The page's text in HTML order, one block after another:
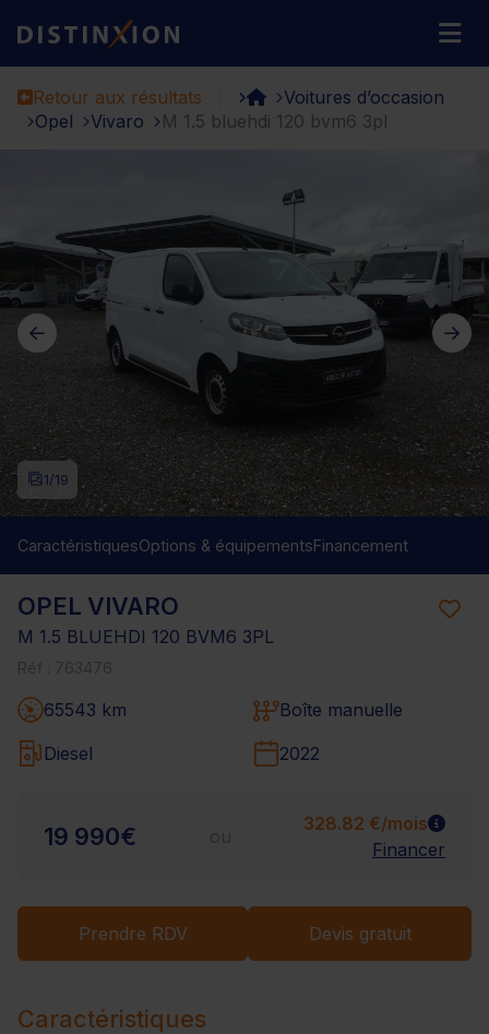
Distinxion
Retour aux résultats
Voitures d’occasion
Opel
Vivaro M 1.5 bluehdi 120 bvm6 3pl
OPEL VIVARO
M 1.5 BLUEHDI 120 BVM6 3PL
65543 km
Boîte manuelle
Diesel
2022
19 990€
328.82 €/mois
Financer
Prendre RDV Devis gratuit
1/19
CaractéristiquesOptions & équipementsFinancement
Caractéristiques